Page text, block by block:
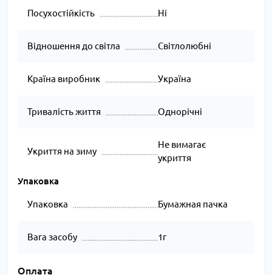
Посухостійкість Ні
Відношення до світла Світлолюбні
Країна виробник Україна
Тривалість життя Однорічні
Укриття на зиму
Не вимагає
укриття
Упаковка
Упаковка Бумажная пачка
Вага засобу 1г
Оплата